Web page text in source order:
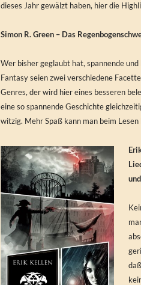
dieses Jahr gewälzt haben, hier die
Simon R. Green – Das
Wer bisher geglaubt hat, spannende und
Fantasy seien zwei verschiedene
Genres, der wird hier eines besseren
eine so spannende Geschichte
witzig. Mehr Spaß kann man beim Lesen